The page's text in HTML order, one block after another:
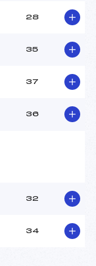
28
35
37
36
32
34